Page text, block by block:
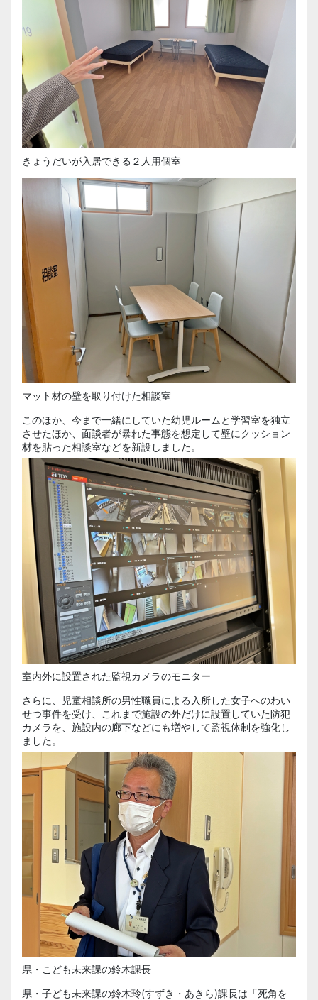
きょうだいが入居できる２人用個室
マット材の壁を取り付けた相談室
このほか、今まで一緒にしていた幼児ルームと学習室を独立
させたほか、面談者が暴れた事態を想定して壁にクッション
材を貼った相談室などを新設しました。
室内外に設置された監視カメラのモニター
さらに、児童相談所の男性職員による入所した女子へのわい
せつ事件を受け、これまで施設の外だけに設置していた防犯
カメラを、施設内の廊下などにも増やして監視体制を強化し
ました。
県・こども未来課の鈴木課長
県・子ども未来課の鈴木玲(すずき・あきら)課長は「死角を